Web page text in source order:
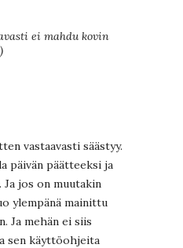
ei mahdu kovin
vastaavasti säästyy.
päivän päätteeksi ja
jos on muutakin
ylempänä mainittu
Ja mehän ei siis
sen käyttöohjeita